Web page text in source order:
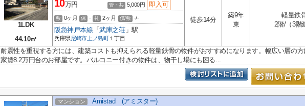
1LDK
44.10㎡
10万円 管・共 5,000円 即入可
敷 0ヶ月 保 - 礼 2ヶ月 償/敷 -/-
阪急神戸本線 「武庫之荘」駅
兵庫県尼崎市上ノ島町 １丁目
徒歩14分
築9年
東
軽量鉄
2階/（3階
耐震性を重視する方には、建築コストも抑えられる軽量鉄骨の物件がおすすめになります。幅広い層の方
家賃8.2万円台のお部屋です。バルコニー付きの物件は、物干し場にも困る...
マンション Amistad (アミスター)